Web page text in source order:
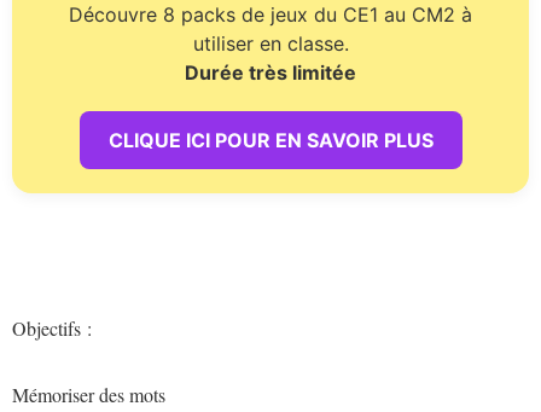
Découvre 8 packs de jeux du CE1 au CM2 à
utiliser en classe.
Durée très limitée
CLIQUE ICI POUR EN SAVOIR PLUS
Objectifs :
Mémoriser des mots